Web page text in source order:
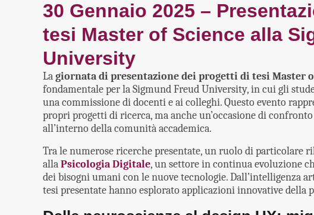
30 Gennaio 2025 –
tesi Master of Science alla
University
Lagiornata di presentazione dei progetti di tesi Master
fondamentale per la Sigmund Freud University, in cui gli
una commissione di docenti e ai colleghi. Questo evento
propri progetti di ricerca, ma anche un’occasione di
all’interno della comunità accademica.
Tra le numerose ricerche presentate, un ruolo di particolare
allaPsicologia Digitale, un settore in continua evoluzione
dei bisogni umani con le nuove tecnologie. Dall’intelligenza
tesi presentate hanno esplorato applicazioni innovative della